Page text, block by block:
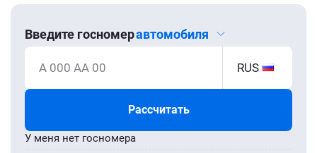
Введите госномеравтомобиля
А 000 АА 00 RUS
Рассчитать
У меня нет госномера